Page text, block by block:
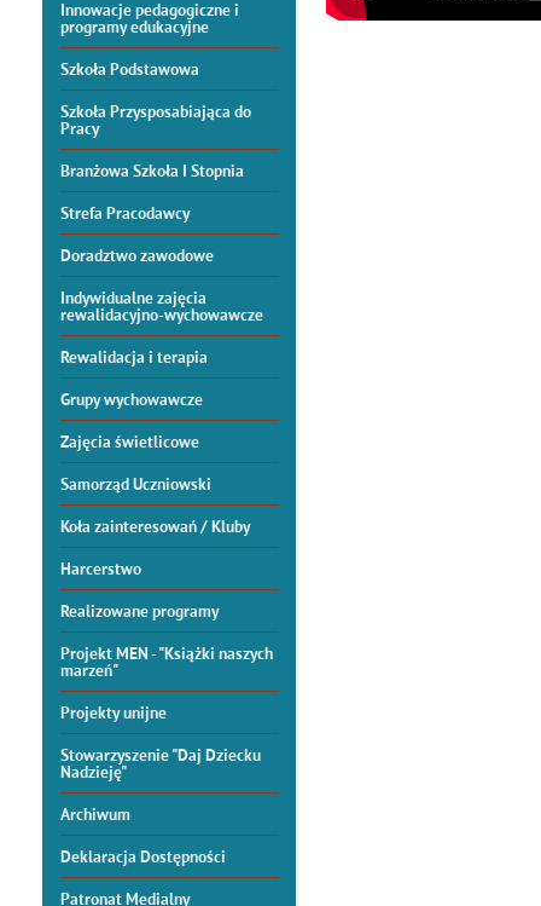
Innowacje pedagogiczne i
programy edukacyjne
Szkoła Podstawowa
Szkoła Przysposabiająca do
Pracy
Branżowa Szkoła I Stopnia
Strefa Pracodawcy
Doradztwo zawodowe
Indywidualne zajęcia
rewalidacyjno-wychowawcze
Rewalidacja i terapia
Grupy wychowawcze
Zajęcia świetlicowe
Samorząd Uczniowski
Koła zainteresowań / Kluby
Harcerstwo
Realizowane programy
Projekt MEN - "Książki naszych
marzeń"
Projekty unijne
Stowarzyszenie "Daj Dziecku
Nadzieję"
Archiwum
Deklaracja Dostępności
Patronat Medialny